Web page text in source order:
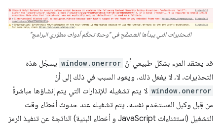
التحذيرات التي يبدأها المتصفّح في "وحدة تحكّم أدوات مطوّري البرامج"
قد يعتقد المرء بشكل طبيعي أنّ window.onerror يسجّل هذه
التحذيرات. لا، لا يفعل ذلك. ويعود السبب في ذلك إلى أنّ
window.onerror لا يتم تشغيله للإنذارات التي يتم إنشاؤها مباشرةً
من قِبل وكيل المستخدم نفسه. يتم تشغيله عند حدوث أخطاء وقت
التشغيل (استثناءات JavaScript و أخطاء البنية) الناتجة عن تنفيذ الرمز